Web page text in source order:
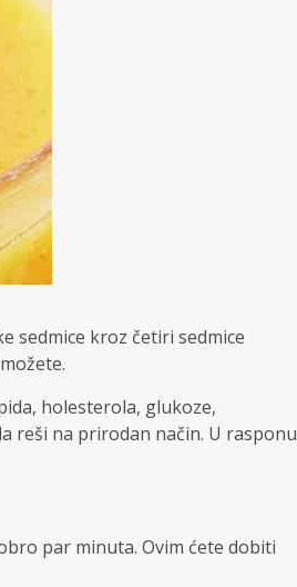
sedmice kroz četiri sedmice
holesterola, glukoze,
reši na prirodan način. U rasponu
par minuta. Ovim ćete dobiti